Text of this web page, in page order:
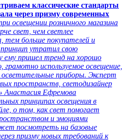
классические стандарты
через призму современных
освещении розничного магазина
свет, чем светлее
тем больше покупателей и
утратил свою
ему пришел тренд на хорошо
используемое освещение,
осветительные приборы. Эксперт
пространств, светодизайнер
Анастасия Ефремова
принципах освещения в
о том, как свет помогает
и эмоциями
посмотреть на базовые
призму новых требований к